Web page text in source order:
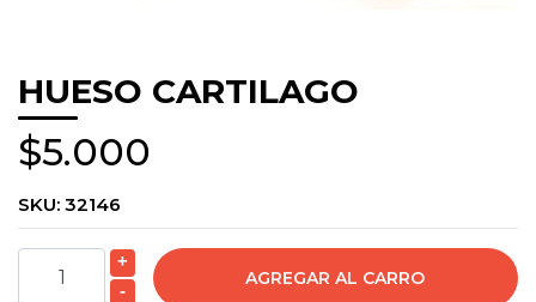
HUESO CARTILAGO
$5.000
SKU: 32146
+
-